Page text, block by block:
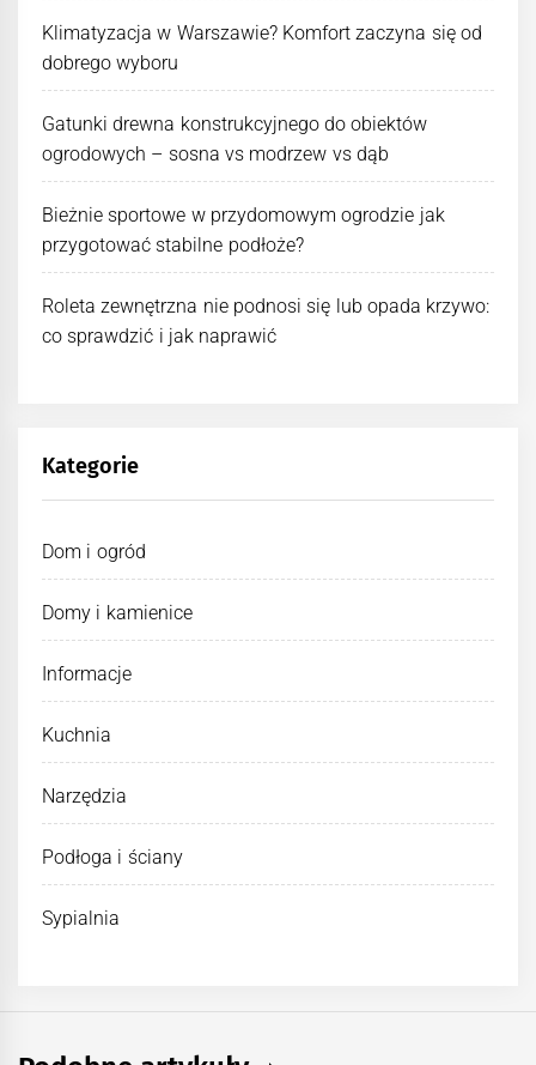
Klimatyzacja w Warszawie? Komfort zaczyna się od
dobrego wyboru
Gatunki drewna konstrukcyjnego do obiektów
ogrodowych – sosna vs modrzew vs dąb
Bieżnie sportowe w przydomowym ogrodzie jak
przygotować stabilne podłoże?
Roleta zewnętrzna nie podnosi się lub opada krzywo:
co sprawdzić i jak naprawić
Kategorie
Dom i ogród
Domy i kamienice
Informacje
Kuchnia
Narzędzia
Podłoga i ściany
Sypialnia